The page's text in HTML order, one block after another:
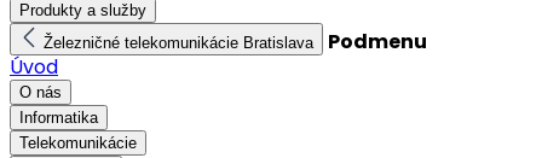
Produkty a služby
Železničné telekomunikácie Bratislava
Podmenu
Úvod
O nás
Informatika
Telekomunikácie